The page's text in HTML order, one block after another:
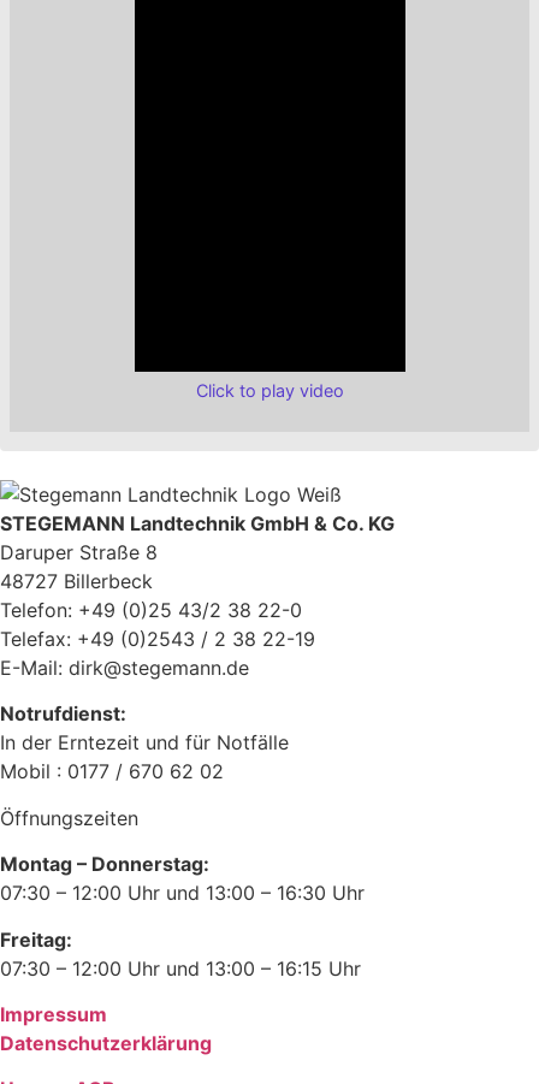
Click to play video
STEGEMANN Landtechnik GmbH & Co. KG
Daruper Straße 8
48727 Billerbeck
Telefon: +49 (0)25 43/2 38 22-0
Telefax: +49 (0)2543 / 2 38 22-19
E-Mail: dirk@stegemann.de
Notrufdienst:
In der Erntezeit und für Notfälle
Mobil : 0177 / 670 62 02
Öffnungszeiten
Montag – Donnerstag:
07:30 – 12:00 Uhr und 13:00 – 16:30 Uhr
Freitag:
07:30 – 12:00 Uhr und 13:00 – 16:15 Uhr
Impressum
Datenschutzerklärung